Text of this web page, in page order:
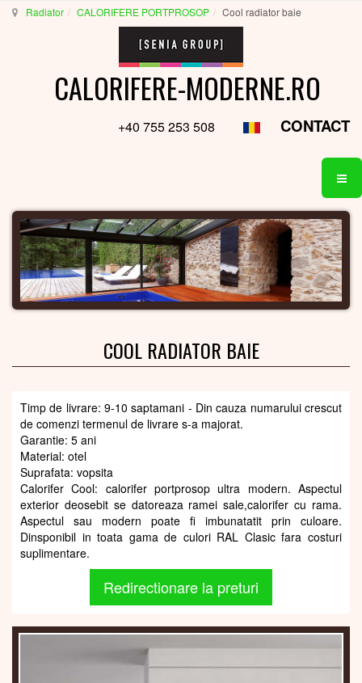
Radiator CALORIFERE PORTPROSOP Cool radiator baie
CALORIFERE-MODERNE.RO
+40 755 253 508 CONTACT
COOL RADIATOR BAIE
Timp de livrare: 9-10 saptamani - Din cauza numarului crescut
de comenzi termenul de livrare s-a majorat.
Garantie: 5 ani
Material: otel
Suprafata: vopsita
Calorifer Cool: calorifer portprosop ultra modern. Aspectul
exterior deosebit se datoreaza ramei sale,calorifer cu rama.
Aspectul sau modern poate fi imbunatatit prin culoare.
Dinsponibil in toata gama de culori RAL Clasic fara costuri
suplimentare.
Redirectionare la preturi